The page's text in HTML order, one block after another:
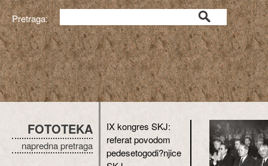
Pretraga:
FOTOTEKA
napredna pretraga
IX kongres SKJ:
referat povodom
pedesetogodi?njice